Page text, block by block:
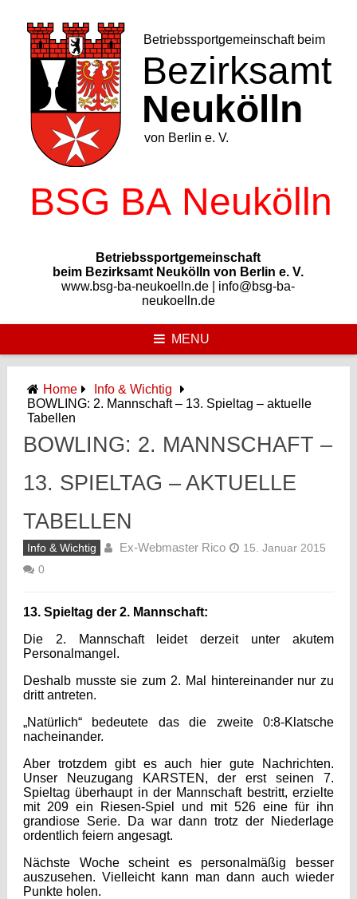
content
Betriebssportgemeinschaft
beim Bezirksamt Neukölln von Berlin e. V.
www.bsg-ba-neukoelln.de | info@bsg-ba-
neukoelln.de
MENU
Home
Info & Wichtig
BOWLING: 2. Mannschaft – 13. Spieltag – aktuelle
Tabellen
BOWLING: 2. MANNSCHAFT –
13. SPIELTAG – AKTUELLE
TABELLEN
Info & Wichtig Ex-Webmaster Rico
15. Januar 2015
0
13. Spieltag der 2. Mannschaft:
Die 2. Mannschaft leidet derzeit unter akutem
Personalmangel.
Deshalb musste sie zum 2. Mal hintereinander nur zu
dritt antreten.
„Natürlich“ bedeutete das die zweite 0:8-Klatsche
nacheinander.
Aber trotzdem gibt es auch hier gute Nachrichten.
Unser Neuzugang KARSTEN, der erst seinen 7.
Spieltag überhaupt in der Mannschaft bestritt, erzielte
mit 209 ein Riesen-Spiel und mit 526 eine für ihn
grandiose Serie. Da war dann trotz der Niederlage
ordentlich feiern angesagt.
Nächste Woche scheint es personalmäßig besser
auszusehen. Vielleicht kann man dann auch wieder
Punkte holen.